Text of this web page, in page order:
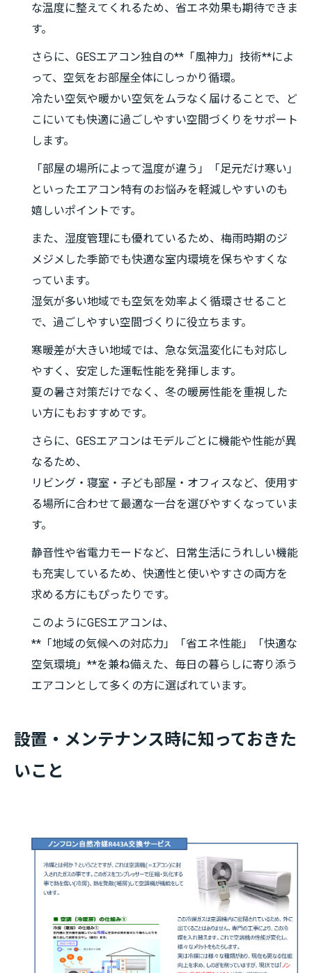
な温度に整えてくれるため、省エネ効果も期待できま
す。
さらに、GESエアコン独自の**「風神力」技術**によ
って、空気をお部屋全体にしっかり循環。
冷たい空気や暖かい空気をムラなく届けることで、ど
こにいても快適に過ごしやすい空間づくりをサポート
します。
「部屋の場所によって温度が違う」「足元だけ寒い」
といったエアコン特有のお悩みを軽減しやすいのも
嬉しいポイントです。
また、湿度管理にも優れているため、梅雨時期のジ
メジメした季節でも快適な室内環境を保ちやすくな
っています。
湿気が多い地域でも空気を効率よく循環させること
で、過ごしやすい空間づくりに役立ちます。
寒暖差が大きい地域では、急な気温変化にも対応し
やすく、安定した運転性能を発揮します。
夏の暑さ対策だけでなく、冬の暖房性能を重視した
い方にもおすすめです。
さらに、GESエアコンはモデルごとに機能や性能が異
なるため、
リビング・寝室・子ども部屋・オフィスなど、使用す
る場所に合わせて最適な一台を選びやすくなっていま
す。
静音性や省電力モードなど、日常生活にうれしい機能
も充実しているため、快適性と使いやすさの両方を
求める方にもぴったりです。
このようにGESエアコンは、
**「地域の気候への対応力」「省エネ性能」「快適な
空気環境」**を兼ね備えた、毎日の暮らしに寄り添う
エアコンとして多くの方に選ばれています。
設置・メンテナンス時に知っておきた
いこと